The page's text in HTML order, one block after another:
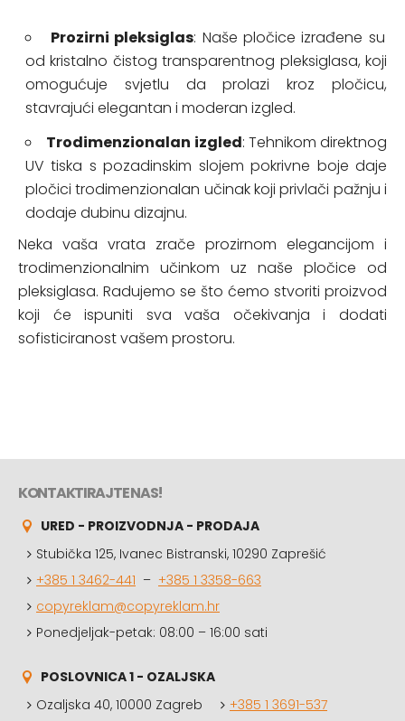
Prozirni pleksiglas: Naše pločice izrađene su
od kristalno čistog transparentnog pleksiglasa, koji
omogućuje svjetlu da prolazi kroz pločicu,
stavrajući elegantan i moderan izgled.
Trodimenzionalan izgled: Tehnikom direktnog
UV tiska s pozadinskim slojem pokrivne boje daje
pločici trodimenzionalan učinak koji privlači pažnju i
dodaje dubinu dizajnu.
Neka vaša vrata zrače prozirnom elegancijom i
trodimenzionalnim učinkom uz naše pločice od
pleksiglasa. Radujemo se što ćemo stvoriti proizvod
koji će ispuniti sva vaša očekivanja i dodati
sofisticiranost vašem prostoru.
KONTAKTIRAJTE NAS!
URED - PROIZVODNJA - PRODAJA
Stubička 125, Ivanec Bistranski, 10290 Zaprešić
+385 1 3462-441 – +385 1 3358-663
copyreklam@copyreklam.hr
Ponedjeljak-petak: 08:00 – 16:00 sati
POSLOVNICA 1 - OZALJSKA
Ozaljska 40, 10000 Zagreb
+385 1 3691-537